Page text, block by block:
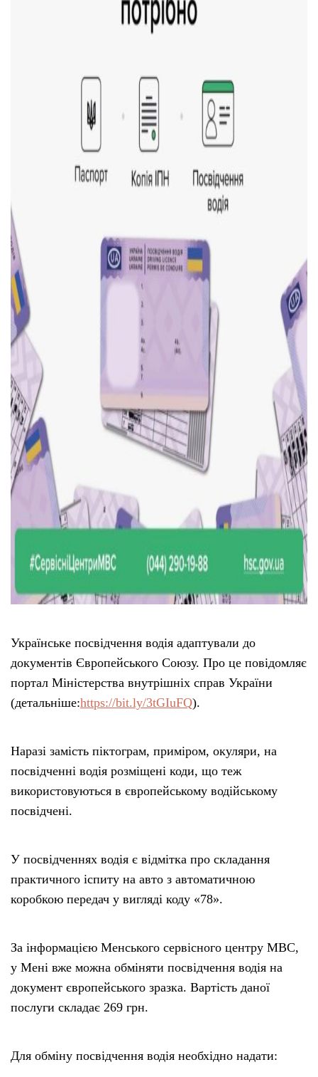
Українське посвідчення водія адаптували до
документів Європейського Союзу. Про це повідомляє
портал Міністерства внутрішніх справ України
(детальніше:https://bit.ly/3tGIuFQ).
Наразі замість піктограм, приміром, окуляри, на
посвідченні водія розміщені коди, що теж
використовуються в європейському водійському
посвідчені.
У посвідченнях водія є відмітка про складання
практичного іспиту на авто з автоматичною
коробкою передач у вигляді коду «78».
За інформацією Менського сервісного центру МВС,
у Мені вже можна обміняти посвідчення водія на
документ європейського зразка. Вартість даної
послуги складає 269 грн.
Для обміну посвідчення водія необхідно надати: